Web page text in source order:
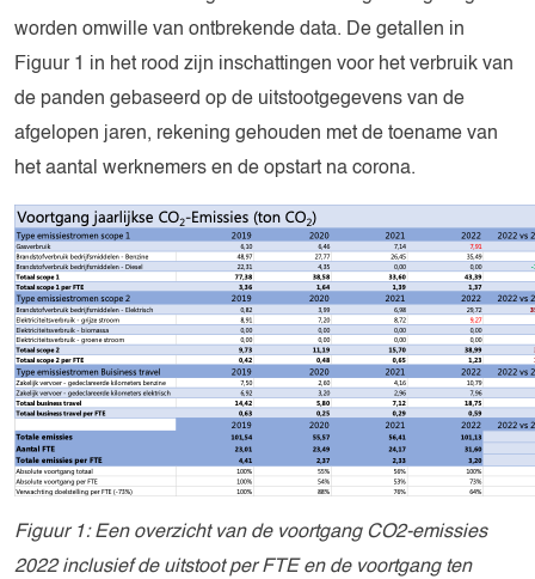
worden omwille van ontbrekende data. De getallen in
Figuur 1 in het rood zijn inschattingen voor het verbruik van
de panden gebaseerd op de uitstootgegevens van de
afgelopen jaren, rekening gehouden met de toename van
het aantal werknemers en de opstart na corona.
Figuur 1: Een overzicht van de voortgang CO2-emissies
2022 inclusief de uitstoot per FTE en de voortgang ten